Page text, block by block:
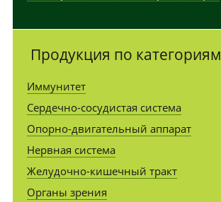
Продукция по категориям
Иммунитет
Сердечно-сосудистая система
Опорно-двигательный аппарат
Нервная система
Желудочно-кишечный тракт
Органы зрения